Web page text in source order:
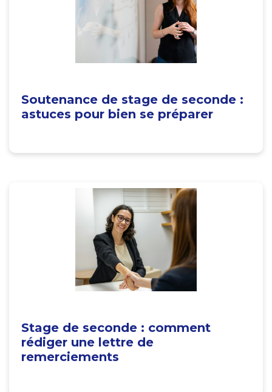
Soutenance de stage de seconde :
astuces pour bien se préparer
Stage de seconde : comment
rédiger une lettre de
remerciements